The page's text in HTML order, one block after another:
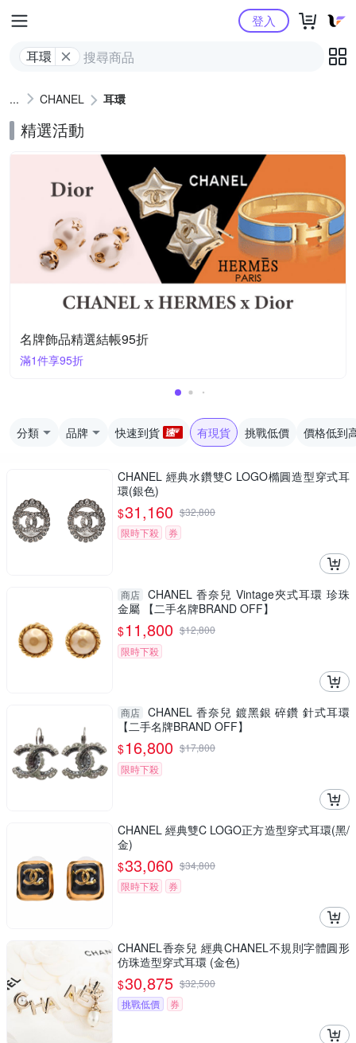
Yahoo購物中心
耳環
登入
CHANEL 耳環
精選活動
名牌飾品精選結帳95折
滿1件享95折
分類 品牌 快速到貨 有現貨 挑戰低價 價格低到
CHANEL 經典水鑽雙C LOGO橢圓造型穿式耳
環(銀色)
$31,160 $32,800
限時下殺
券
商店 CHANEL 香奈兒 Vintage夾式耳環 珍珠
金屬 【二手名牌BRAND OFF】
$11,800 $12,800
限時下殺
商店 CHANEL 香奈兒 鍍黑銀 碎鑽 針式耳環
【二手名牌BRAND OFF】
$16,800 $17,800
限時下殺
CHANEL 經典雙C LOGO正方造型穿式耳環(黑/
金)
$33,060 $34,800
限時下殺
券
CHANEL香奈兒 經典CHANEL不規則字體圓形
仿珠造型穿式耳環 (金色)
$30,875 $32,500
挑戰低價
券